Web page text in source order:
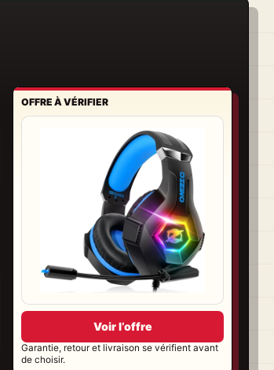
OFFRE À VÉRIFIER
Voir l’offre
Garantie, retour et livraison se vérifient avant
de choisir.